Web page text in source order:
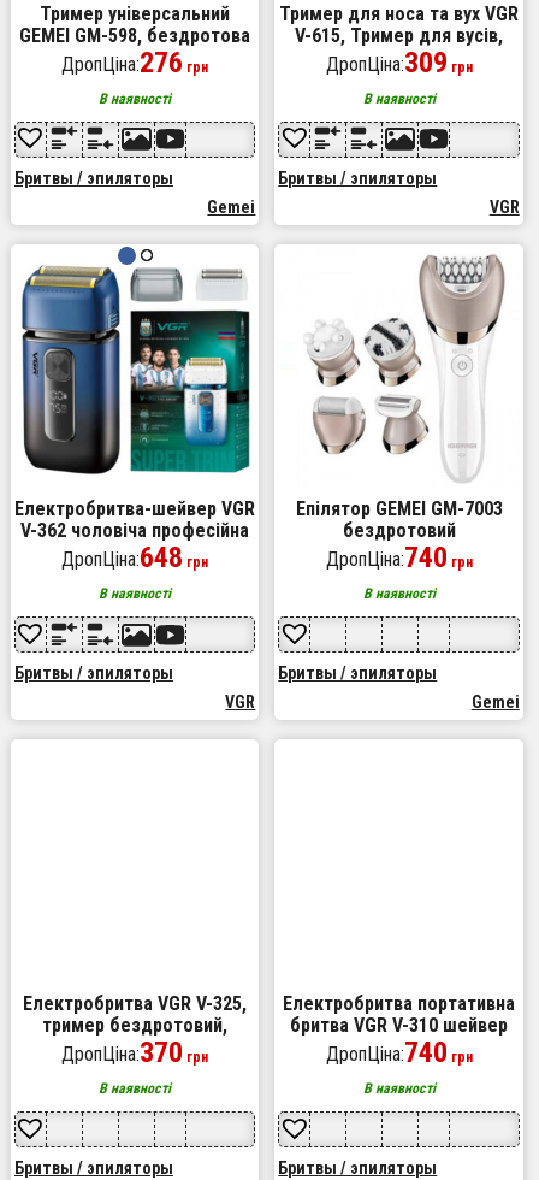
Тример універсальний
GEMEI GM-598, бездротова
електробритва, триммер
для вусів. Колір:
платиновий
ДропЦіна:276 грн
В наявності
Бритвы / эпиляторы
Gemei
Тример для носа та вух VGR
V-615, Тример для вусів,
Електробритва з
насадками для бороди
ДропЦіна:309 грн
В наявності
Бритвы / эпиляторы
VGR
Електробритва-шейвер VGR
V-362 чоловіча професійна
для сухого гоління з
тримером. Колір: синій
ДропЦіна:648 грн
В наявності
Бритвы / эпиляторы
VGR
Епілятор GEMEI GM-7003
бездротовий
акумуляторний з 5
насадками жіночий
ДропЦіна:740 грн
В наявності
Бритвы / эпиляторы
Gemei
Електробритва VGR V-325,
тример бездротовий,
машинка чоловіча для
гоління, тример для вусів
ДропЦіна:370 грн
В наявності
Бритвы / эпиляторы
Електробритва портативна
бритва VGR V-310 шейвер
для гоління бороди та вусів
з акумулятором
ДропЦіна:740 грн
В наявності
Бритвы / эпиляторы